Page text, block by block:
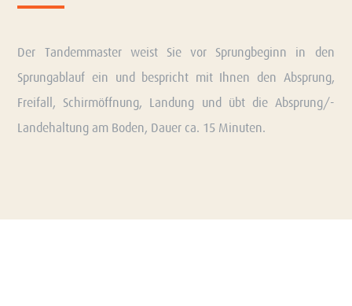
Der Tandemmaster weist Sie vor Sprungbeginn in den
Sprungablauf ein und bespricht mit Ihnen den Absprung,
Freifall, Schirmöffnung, Landung und übt die Absprung/-
Landehaltung am Boden, Dauer ca. 15 Minuten.